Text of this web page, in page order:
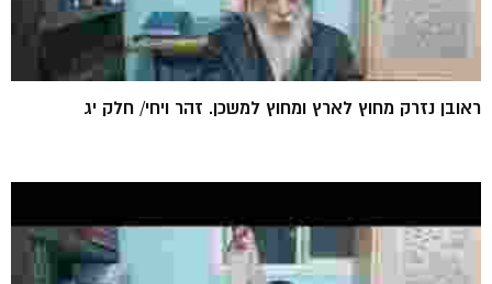
ראובן נזרק מחוץ לארץ ומחוץ למשכן. זהר ויחי/ חלק יג